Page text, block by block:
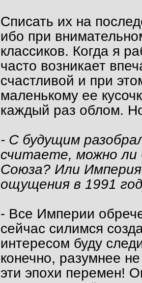
Списать их на
ибо при
классиков. Когда я
часто возникает
счастливой и при
маленькому ее
каждый раз облом.
- С будущим
считаете, можно ли
Союза? Или
ощущения в 1991
- Все Империи
сейчас силимся
интересом буду
конечно, разумнее
эти эпохи перемен!